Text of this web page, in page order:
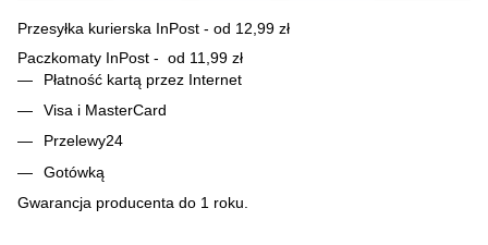
Przesyłka kurierska InPost - od 12,99 zł
Paczkomaty InPost - od 11,99 zł
Płatność kartą przez Internet
Visa i MasterCard
Przelewy24
Gotówką
Gwarancja producenta do 1 roku.